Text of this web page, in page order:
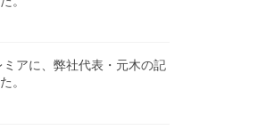
アに、弊社代表・元木の記
。